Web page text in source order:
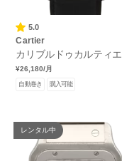
5.0
Cartier
カリブルドゥカルティエ
¥26,180/月
自動巻き 購入可能
レンタル中